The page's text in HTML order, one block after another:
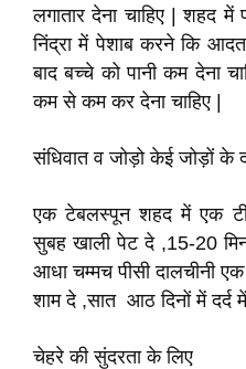
लगातार देना चाहिए | शहद
निंद्रा में पेशाब करने कि
बाद बच्चे को पानी कम देना
कम से कम कर देना चाहिए |
संधिवात व जोड़ो केई जोड़ों के
एक टेबलस्पून शहद में एक
सुबह खाली पेट दे ,15-20
आधा चम्मच पीसी दालचीनी
शाम दे ,सात आठ दिनों में दर्द
चेहरे की सुंदरता के लिए